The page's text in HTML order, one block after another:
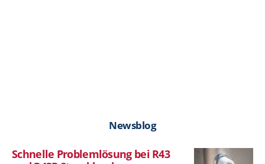
Newsblog
Schnelle Problemlösung bei R43